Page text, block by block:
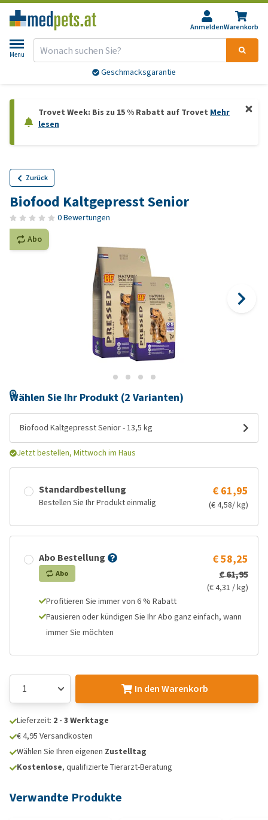
AnmeldenWarenkorb
Menu
Geschmacksgarantie
Trovet Week: Bis zu 15 % Rabatt auf Trovet Mehr
lesen
Zurück
Biofood Kaltgepresst Senior
0 Bewertungen
Abo
Wählen Sie Ihr Produkt (2 Varianten)
Biofood Kaltgepresst Senior - 13,5 kg
Jetzt bestellen, Mittwoch im Haus
Standardbestellung
Bestellen Sie Ihr Produkt einmalig
€ 61,95
(€ 4,58/ kg)
Abo Bestellung
Abo
€ 58,25
€ 61,95
(€ 4,31 / kg)
Profitieren Sie immer von 6 % Rabatt
Pausieren oder kündigen Sie Ihr Abo ganz einfach, wann
immer Sie möchten
In den Warenkorb
Lieferzeit: 2 - 3 Werktage
€ 4,95 Versandkosten
Wählen Sie Ihren eigenen Zustelltag
Kostenlose, qualifizierte Tierarzt-Beratung
Verwandte Produkte